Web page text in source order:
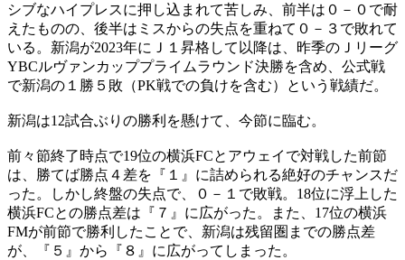
シブなハイプレスに押し込まれて苦しみ、前半は０－０で耐
えたものの、後半はミスからの失点を重ねて０－３で敗れて
いる。新潟が2023年にＪ１昇格して以降は、昨季のＪリーグ
YBCルヴァンカッププライムラウンド決勝を含め、公式戦
で新潟の１勝５敗（PK戦での負けを含む）という戦績だ。
新潟は12試合ぶりの勝利を懸けて、今節に臨む。
前々節終了時点で19位の横浜FCとアウェイで対戦した前節
は、勝てば勝点４差を『１』に詰められる絶好のチャンスだ
った。しかし終盤の失点で、０－１で敗戦。18位に浮上した
横浜FCとの勝点差は『７』に広がった。また、17位の横浜
FMが前節で勝利したことで、新潟は残留圏までの勝点差
が、『５』から『８』に広がってしまった。